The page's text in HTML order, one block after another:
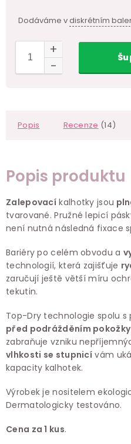
Dodáváme vdiskrétním
Popis Recenze (14)
Popis produktu
Zalepovací kalhotky jsou
tvarované. Pružné lepicí
není nutná následná fixace
Bariéry po celém obvodu a
technologií, která zajišťuje
zaručují ještě větší míru
tekutin.
Top-Dry technologie spolu
před podrážděním pokožky
zabraňuje vzniku
vlhkosti se stupnicí vám
kapacity kalhotek.
Výrobek je nositelem
Dermatologicky testováno.
Cena za 1 kus.